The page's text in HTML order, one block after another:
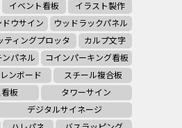
イベント看板
イラスト製作
ドウサイン
ウッドラックパネル
ティングプロッタ
カルプ文字
ンパネル
コインパーキング看板
ンボード
スチール複合板
板
タワーサイン
デジタルサイネージ